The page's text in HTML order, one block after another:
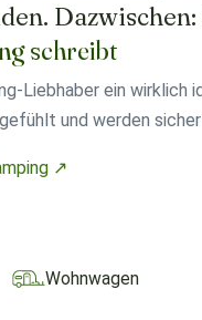
schreibt
Liebhaber ein wirklich
und werden sicher
↗
Wohnwagen